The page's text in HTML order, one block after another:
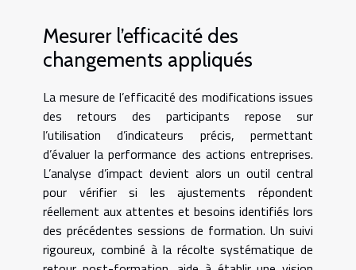
Mesurer l’efficacité des
changements appliqués
La mesure de l’efficacité des modifications issues
des retours des participants repose sur
l’utilisation d’indicateurs précis, permettant
d’évaluer la performance des actions entreprises.
L’analyse d’impact devient alors un outil central
pour vérifier si les ajustements répondent
réellement aux attentes et besoins identifiés lors
des précédentes sessions de formation. Un suivi
rigoureux, combiné à la récolte systématique de